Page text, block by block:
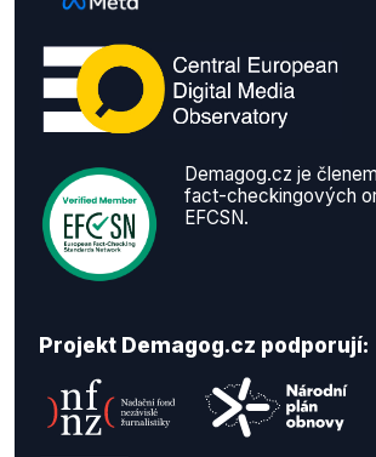
Demagog.cz je
fact-checkingových
EFCSN.
Projekt Demagog.cz podporují: